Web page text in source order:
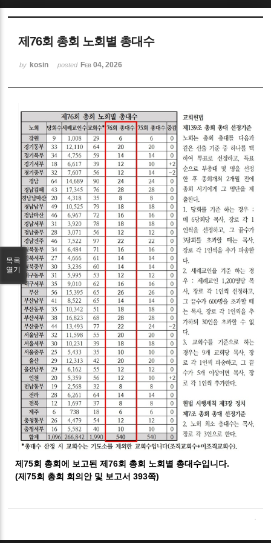
제76회 총회 노회별 총대수
by kosin posted Feb 04, 2026
제75회 총회에 보고된 제76회 총회 노회별 총대수입니다.
(제75회 총회 회의안 및 보고서 393쪽)
목록
열기
Sketchbook5, 스케치북5
Sketchbook5, 스케치북5